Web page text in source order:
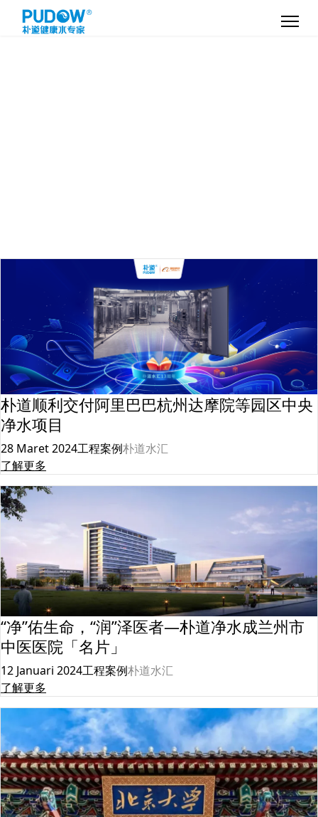
朴道顺利交付阿里巴巴杭州达摩院等园区中央
净水项目
28 Maret 2024工程案例朴道水汇
了解更多
“净”佑生命，“润”泽医者—朴道净水成兰州市
中医医院「名片」
12 Januari 2024工程案例朴道水汇
了解更多